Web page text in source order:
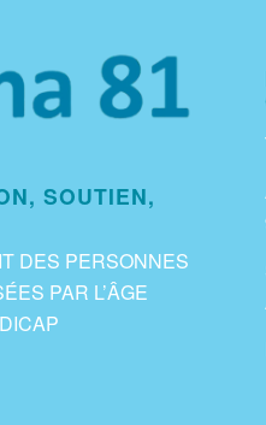
SOUTIEN,
DES PERSONNES
PAR L’ÂGE